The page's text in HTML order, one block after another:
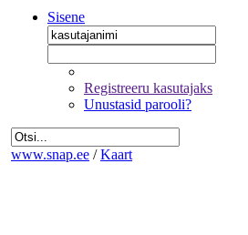
Sisene
Registreeru kasutajaks
Unustasid parooli?
www.snap.ee / Kaart